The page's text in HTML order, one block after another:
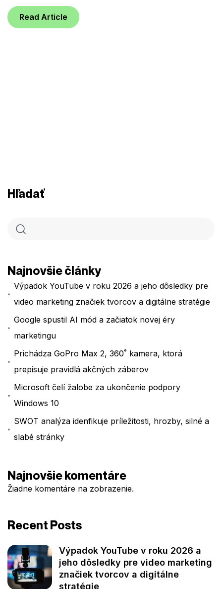
Read Article
Hľadať
Najnovšie články
Výpadok YouTube v roku 2026 a jeho dôsledky pre
video marketing značiek tvorcov a digitálne stratégie
Google spustil AI mód a začiatok novej éry
marketingu
Prichádza GoPro Max 2, 360˚ kamera, ktorá
prepisuje pravidlá akčných záberov
Microsoft čelí žalobe za ukončenie podpory
Windows 10
SWOT analýza idenfikuje príležitosti, hrozby, silné a
slabé stránky
Najnovšie komentáre
Žiadne komentáre na zobrazenie.
Recent Posts
Výpadok YouTube v roku 2026 a
jeho dôsledky pre video marketing
značiek tvorcov a digitálne
stratégie